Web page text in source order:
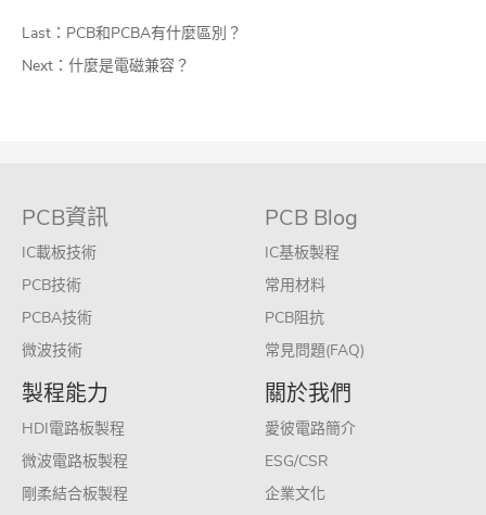
Last： PCB和PCBA有什麼區別？
Next： 什麼是電磁兼容？
PCB資訊
IC載板技術
PCB技術
PCBA技術
微波技術
PCB Blog
IC基板製程
常用材料
PCB阻抗
常見問題(FAQ)
製程能力
HDI電路板製程
微波電路板製程
剛柔結合板製程
關於我們
愛彼電路簡介
ESG/CSR
企業文化